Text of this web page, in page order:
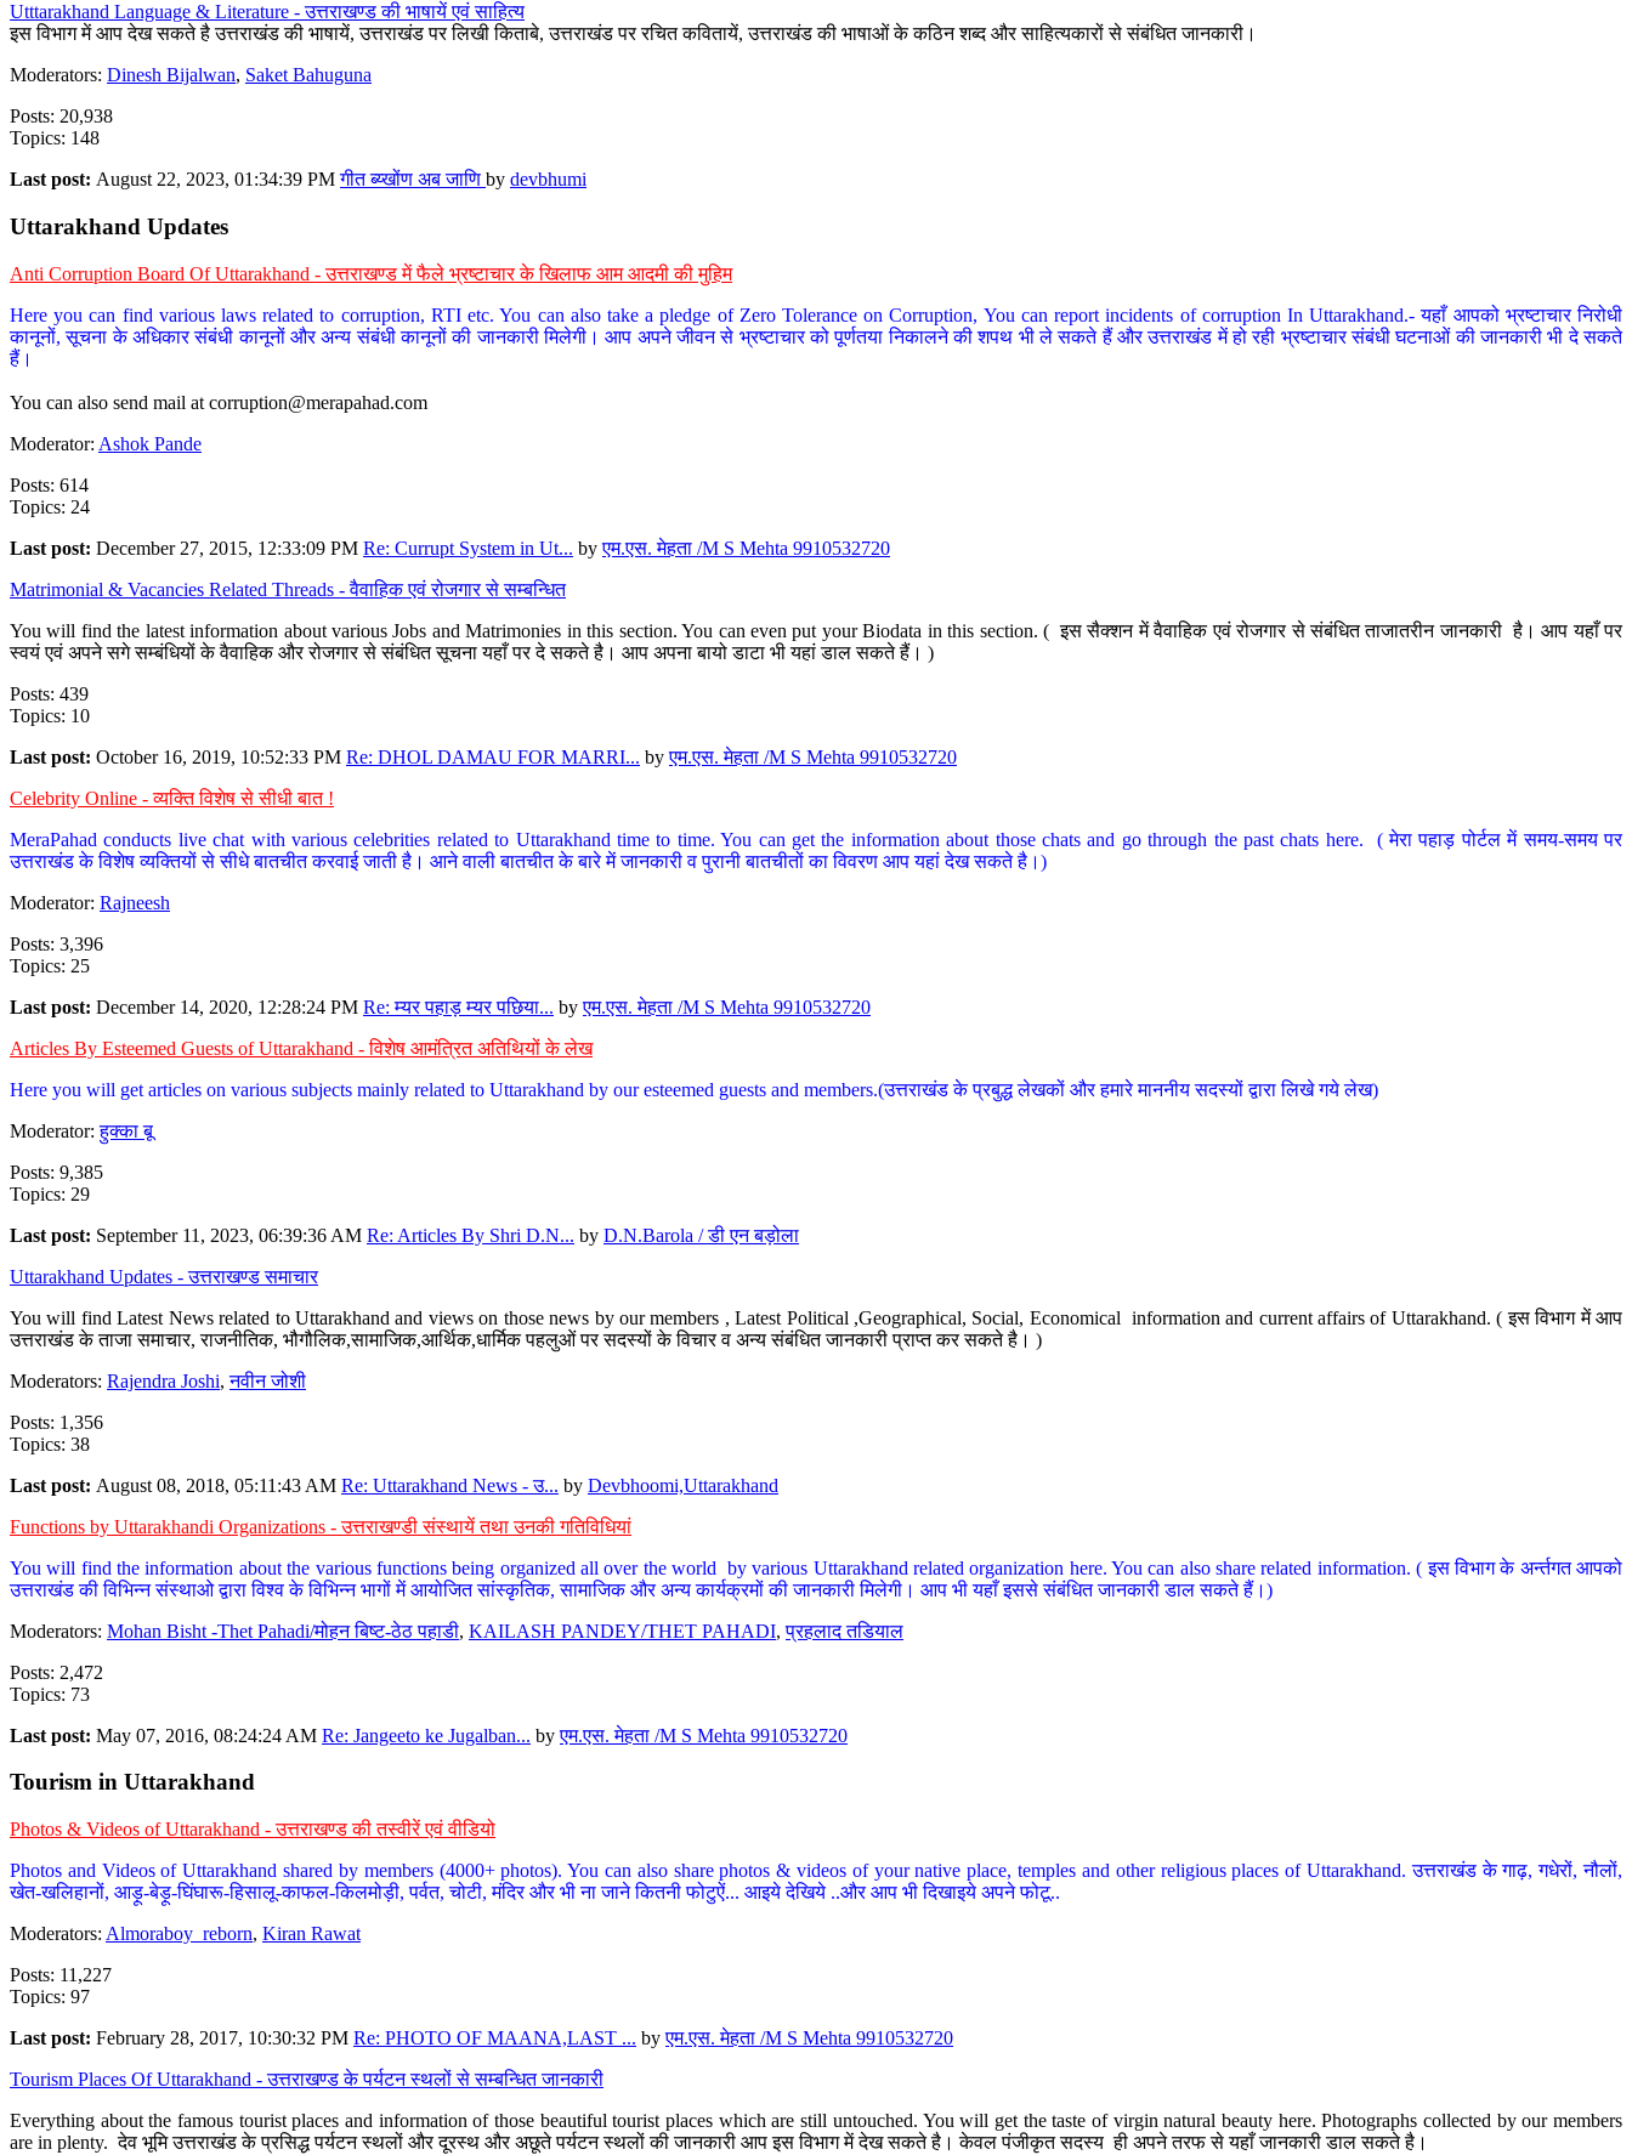
Utttarakhand Language & Literature - उत्तराखण्ड की भाषायें एवं साहित्य
इस विभाग में आप देख सकते है उत्तराखंड की भाषायें, उत्तराखंड पर लिखी किताबे, उत्तराखंड पर रचित कवितायें, उत्तराखंड की भाषाओं के कठिन शब्द और साहित्यकारों से संबंधित जानकारी।
Moderators: Dinesh Bijalwan, Saket Bahuguna
Posts: 20,938
Topics: 148
Last post: August 22, 2023, 01:34:39 PMगीत ब्य्खोंण अब जाणि by devbhumi
Uttarakhand Updates
Anti Corruption Board Of Uttarakhand - उत्तराखण्ड में फैले भ्रष्टाचार के खिलाफ आम आदमी की मुहिम
Here you can find various laws related to corruption, RTI etc. You can also take a pledge of Zero Tolerance on Corruption, You can report incidents of corruption In Uttarakhand.- यहाँ आपको भ्रष्टाचार निरोधी
कानूनों, सूचना के अधिकार संबंधी कानूनों और अन्य संबंधी कानूनों की जानकारी मिलेगी। आप अपने जीवन से भ्रष्टाचार को पूर्णतया निकालने की शपथ भी ले सकते हैं और उत्तराखंड में हो रही भ्रष्टाचार संबंधी घटनाओं की जानकारी भी दे सकते
हैं।
You can also send mail at corruption@merapahad.com
Moderator: Ashok Pande
Posts: 614
Topics: 24
Last post: December 27, 2015, 12:33:09 PM Re: Currupt System in Ut... byएम.एस. मेहता /M S Mehta 9910532720
Matrimonial & Vacancies Related Threads - वैवाहिक एवं रोजगार से सम्बन्धित
You will find the latest information about various Jobs and Matrimonies in this section. You can even put your Biodata in this section. ( इस सैक्शन में वैवाहिक एवं रोजगार से संबंधित ताजातरीन जानकारी है। आप यहाँ पर
स्वयं एवं अपने सगे सम्बंधियों के वैवाहिक और रोजगार से संबंधित सूचना यहाँ पर दे सकते है। आप अपना बायो डाटा भी यहां डाल सकते हैं। )
Posts: 439
Topics: 10
Last post: October 16, 2019, 10:52:33 PM Re: DHOL DAMAU FOR MARRI... byएम.एस. मेहता /M S Mehta 9910532720
Celebrity Online - व्यक्ति विशेष से सीधी बात !
MeraPahad conducts live chat with various celebrities related to Uttarakhand time to time. You can get the information about those chats and go through the past chats here. ( मेरा पहाड़ पोर्टल में समय-समय पर
उत्तराखंड के विशेष व्यक्तियों से सीधे बातचीत करवाई जाती है। आने वाली बातचीत के बारे में जानकारी व पुरानी बातचीतों का विवरण आप यहां देख सकते है।)
Moderator: Rajneesh
Posts: 3,396
Topics: 25
Last post: December 14, 2020, 12:28:24 PM Re: म्यर पहाड़ म्यर पछिया... byएम.एस. मेहता /M S Mehta 9910532720
Articles By Esteemed Guests of Uttarakhand - विशेष आमंत्रित अतिथियों के लेख
Here you will get articles on various subjects mainly related to Uttarakhand by our esteemed guests and members.(उत्तराखंड के प्रबुद्ध लेखकों और हमारे माननीय सदस्यों द्वारा लिखे गये लेख)
Moderator:हुक्का बू
Posts: 9,385
Topics: 29
Last post: September 11, 2023, 06:39:36 AM Re: Articles By Shri D.N... by D.N.Barola / डी एन बड़ोला
Uttarakhand Updates - उत्तराखण्ड समाचार
You will find Latest News related to Uttarakhand and views on those news by our members , Latest Political ,Geographical, Social, Economical information and current affairs of Uttarakhand. ( इस विभाग में आप
उत्तराखंड के ताजा समाचार, राजनीतिक, भौगौलिक,सामाजिक,आर्थिक,धार्मिक पहलुओं पर सदस्यों के विचार व अन्य संबंधित जानकारी प्राप्त कर सकते है। )
Moderators: Rajendra Joshi,नवीन जोशी
Posts: 1,356
Topics: 38
Last post: August 08, 2018, 05:11:43 AM Re: Uttarakhand News - उ... by Devbhoomi,Uttarakhand
Functions by Uttarakhandi Organizations - उत्तराखण्डी संस्थायें तथा उनकी गतिविधियां
You will find the information about the various functions being organized all over the world by various Uttarakhand related organization here. You can also share related information. ( इस विभाग के अर्न्तगत आपको
उत्तराखंड की विभिन्न संस्थाओ द्वारा विश्व के विभिन्न भागों में आयोजित सांस्कृतिक, सामाजिक और अन्य कार्यक्रमों की जानकारी मिलेगी। आप भी यहाँ इससे संबंधित जानकारी डाल सकते हैं।)
Moderators: Mohan Bisht -Thet Pahadi/मोहन बिष्ट-ठेठ पहाडी, KAILASH PANDEY/THET PAHADI,प्रहलाद तडियाल
Posts: 2,472
Topics: 73
Last post: May 07, 2016, 08:24:24 AM Re: Jangeeto ke Jugalban... byएम.एस. मेहता /M S Mehta 9910532720
Tourism in Uttarakhand
Photos & Videos of Uttarakhand - उत्तराखण्ड की तस्वीरें एवं वीडियो
Photos and Videos of Uttarakhand shared by members (4000+ photos). You can also share photos & videos of your native place, temples and other religious places of Uttarakhand. उत्तराखंड के गाढ़, गधेरों, नौलों,
खेत-खलिहानों, आड़ू-बेड़ू-घिंघारू-हिसालू-काफल-किलमोड़ी, पर्वत, चोटी, मंदिर और भी ना जाने कितनी फोटुऐं... आइये देखिये ..और आप भी दिखाइये अपने फोटू..
Moderators: Almoraboy_reborn, Kiran Rawat
Posts: 11,227
Topics: 97
Last post: February 28, 2017, 10:30:32 PM Re: PHOTO OF MAANA,LAST ... byएम.एस. मेहता /M S Mehta 9910532720
Tourism Places Of Uttarakhand - उत्तराखण्ड के पर्यटन स्थलों से सम्बन्धित जानकारी
Everything about the famous tourist places and information of those beautiful tourist places which are still untouched. You will get the taste of virgin natural beauty here. Photographs collected by our members
are in plenty. देव भूमि उत्तराखंड के प्रसिद्ध पर्यटन स्थलों और दूरस्थ और अछूते पर्यटन स्थलों की जानकारी आप इस विभाग में देख सकते है। केवल पंजीकृत सदस्य ही अपने तरफ से यहाँ जानकारी डाल सकते है।